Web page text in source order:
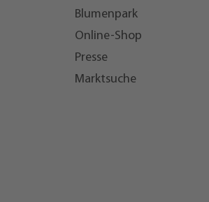
Blumenpark
Online-Shop
Presse
Marktsuche